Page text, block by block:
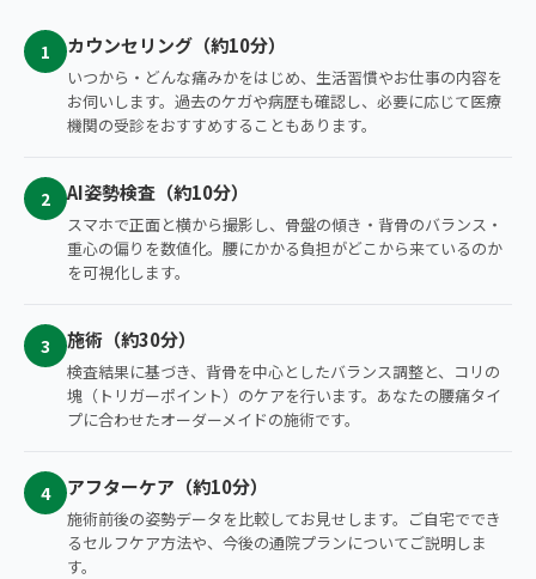
1 カウンセリング（約10分）
いつから・どんな痛みかをはじめ、生活習慣やお仕事の内容を
お伺いします。過去のケガや病歴も確認し、必要に応じて医療
機関の受診をおすすめすることもあります。
2 AI姿勢検査（約10分）
スマホで正面と横から撮影し、骨盤の傾き・背骨のバランス・
重心の偏りを数値化。腰にかかる負担がどこから来ているのか
を可視化します。
3 施術（約30分）
検査結果に基づき、背骨を中心としたバランス調整と、コリの
塊（トリガーポイント）のケアを行います。あなたの腰痛タイ
プに合わせたオーダーメイドの施術です。
4 アフターケア（約10分）
施術前後の姿勢データを比較してお見せします。ご自宅ででき
るセルフケア方法や、今後の通院プランについてご説明しま
す。